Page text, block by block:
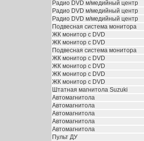
Радио DVD м/медийный центр
Радио DVD м/медийный центр
Радио DVD м/медийный центр
Подвесная система монитора
ЖК монитор с DVD
ЖК монитор с DVD
Подвесная система монитора
ЖК монитор с DVD
ЖК монитор с DVD
ЖК монитор с DVD
ЖК монитор с DVD
Штатная магнитола Suzuki
Автомагнитола
Автомагнитола
Автомагнитола
Автомагнитола
Автомагнитола
Пульт ДУ